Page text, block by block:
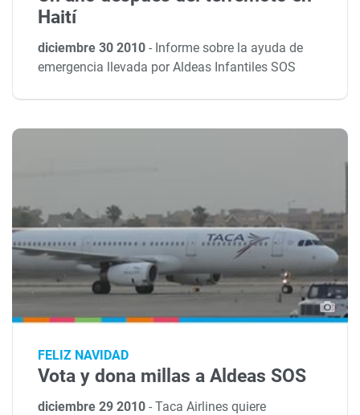
Haití
diciembre 30 2010- Informe sobre la ayuda de
emergencia llevada por Aldeas Infantiles SOS
FELIZ NAVIDAD
Vota y dona millas a Aldeas SOS
diciembre 29 2010-Taca Airlines quiere